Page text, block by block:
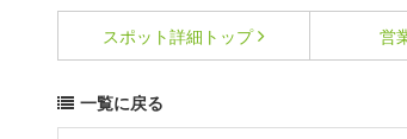
スポット詳細 トップ 営
一覧に戻る